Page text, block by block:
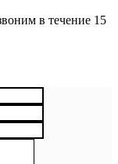
в течение 15